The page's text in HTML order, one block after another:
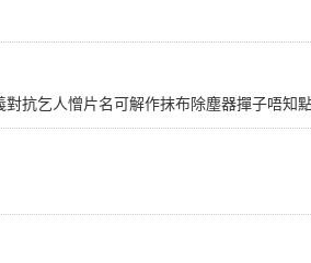
抗乞人憎片名可解作抹布除塵器撣子唔知